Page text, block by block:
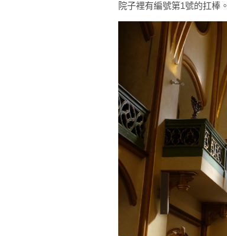
院子裡有編號第1號的扛棒。